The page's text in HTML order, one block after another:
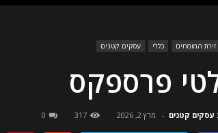
זירת המומחים כללי עסקים קטנים
פרספקס
עסקים קטנים - מרץ 2, 2026 317
0